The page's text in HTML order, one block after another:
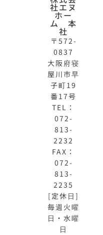
社エヌ
ホー
ム 本
社
〒572-
0837
大阪府寝
屋川市早
子町19
番17号
TEL：
072-
813-
2232
FAX：
072-
813-
2235
[定休日]
毎週火曜
日・水曜
日